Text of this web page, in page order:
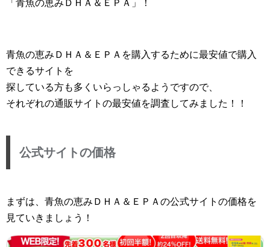
「青魚の恵みＤＨＡ＆ＥＰＡ」！
青魚の恵みＤＨＡ＆ＥＰＡを購入するために最安値で購入
できるサイトを
探している方も多くいらっしゃるようですので、
それぞれの通販サイトの最安値を調査してみました！！
公式サイトの価格
まずは、青魚の恵みＤＨＡ＆ＥＰＡの公式サイトの価格を
見ていきましょう！